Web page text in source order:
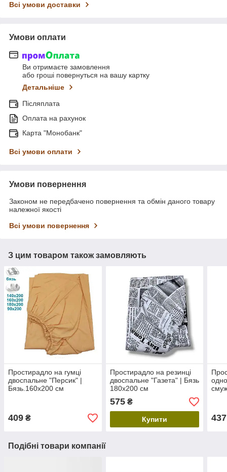
Всі умови доставки
Умови оплати
Ви отримаєте замовлення
або гроші повернуться на вашу картку
Детальніше
Післяплата
Оплата на рахунок
Карта "Монобанк"
Всі умови оплати
Умови повернення
Законом не передбачено повернення та обмін даного товару
належної якості
Всі умови повернення
З цим товаром також замовляють
Простирадло на гумці
двоспальне "Персик" |
Бязь.160х200 см
409 ₴
Простирадло на резинці
двоспальне "Газета" | Бязь
180х200 см
575₴
Купити 437
Подібні товари компанії